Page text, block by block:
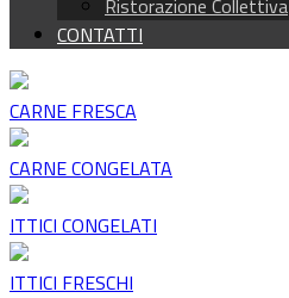
Ristorazione Collettiva
CONTATTI
CARNE FRESCA
CARNE CONGELATA
ITTICI CONGELATI
ITTICI FRESCHI